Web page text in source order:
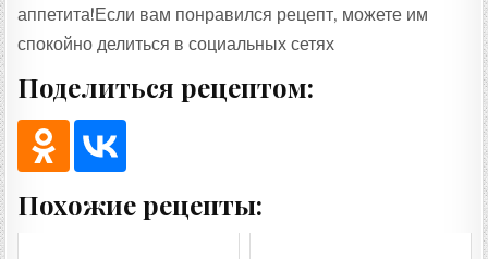
аппетита!Если вам понравился рецепт, можете им
спокойно делиться в социальных сетях
Поделиться рецептом:
Похожие рецепты: